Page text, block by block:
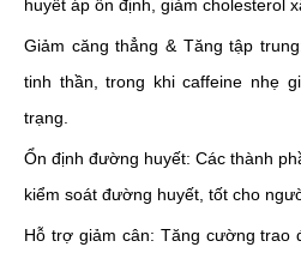
huyết áp ổn định, giảm cholesterol
Giảm căng thẳng & Tăng tập
tinh thần, trong khi caffeine nhẹ
trạng.
Ổn định đường huyết: Các thành
kiểm soát đường huyết, tốt cho
Hỗ trợ giảm cân: Tăng cường trao